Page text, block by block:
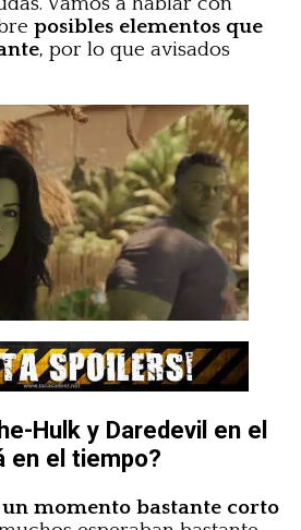
posibles elementos que
, por lo que avisados
Hulk y Daredevil en el
en el tiempo?
un momento bastante corto